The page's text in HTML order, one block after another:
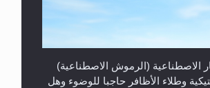
الاصطناعية (الرموش الاصطناعية)
وطلاء الأظافر حاجبا للوضوء وهل